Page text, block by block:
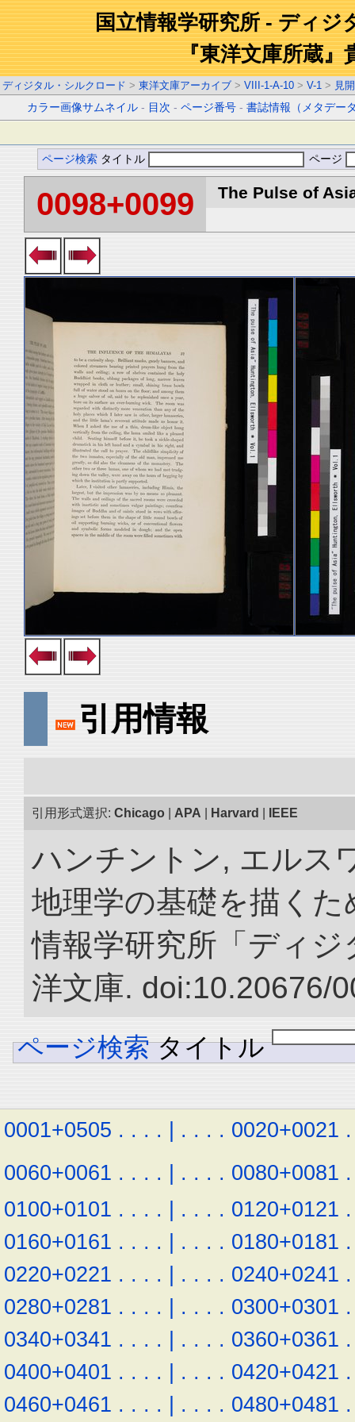
国立情報学研究所 - ディジ
『東洋文庫所蔵』
ディジタル・シルクロード > 東洋文庫アーカイブ > VIII-1-A-10 > V-1 > 見
カラー画像サムネイル - 目次 -ページ番号 -書誌情報（メタデー
ページ検索 タイトル ページ
0098+0099 The Pulse of
引用情報
引用形式選択: Chicago APA Harvard IEEE
ハンチントン, エルス
地理学の基礎を描くた
情報学研究所「ディ
洋文庫. doi:10.20676/
ページ検索 タイトル
0001+0505 . . . . | . . . . 0020+0021 .
0060+0061 . . . . | . . . . 0080+0081 .
0100+0101 . . . . | . . . . 0120+0121 .
0160+0161 . . . . | . . . . 0180+0181 .
0220+0221 . . . . | . . . . 0240+0241 .
0280+0281 . . . . | . . . . 0300+0301 .
0340+0341 . . . . | . . . . 0360+0361 .
0400+0401 . . . . | . . . . 0420+0421 .
0460+0461 . . . . | . . . . 0480+0481 .